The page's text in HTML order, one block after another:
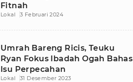
Fitnah
Lokal 3 Februari 2024
Umrah Bareng Ricis, Teuku
Ryan Fokus Ibadah Ogah Bahas
Isu Perpecahan
Lokal 31 Desember 2023